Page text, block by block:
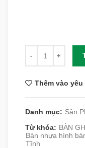
Thêm vào
Danh mục: Sản
Từ khóa: BÀN
Bàn nhựa hình
Tĩnh